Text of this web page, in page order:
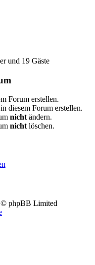
und 19 Gäste
Forum erstellen.
diesem Forum erstellen.
nicht ändern.
nicht löschen.
phpBB Limited